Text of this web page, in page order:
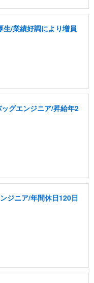
生/業績好調により増員
グエンジニア/昇給年2
ジニア/年間休日120日